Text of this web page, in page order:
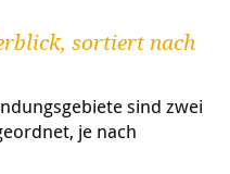
sortiert nach
sind zwei
je nach